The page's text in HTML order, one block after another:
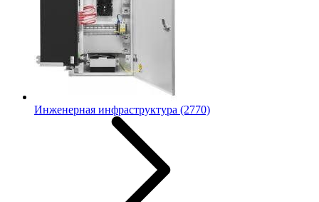
Инженерная инфраструктура (2770)